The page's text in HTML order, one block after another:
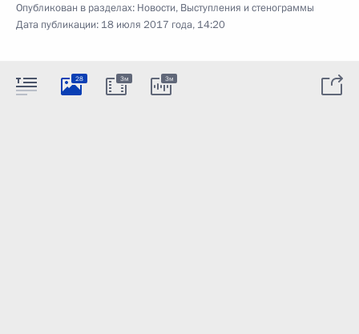
Опубликован в разделах: Новости, Выступления и стенограммы
Дата публикации: 18 июля 2017 года, 14:20
28 3м 3м